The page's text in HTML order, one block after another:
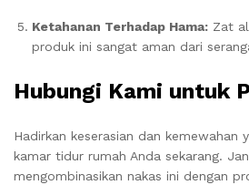
Ketahanan Terhadap Hama: Zat
produk ini sangat aman dari
Hubungi Kami untuk
Hadirkan keserasian dan kemewahan
kamar tidur rumah Anda sekarang.
mengombinasikan nakas ini dengan